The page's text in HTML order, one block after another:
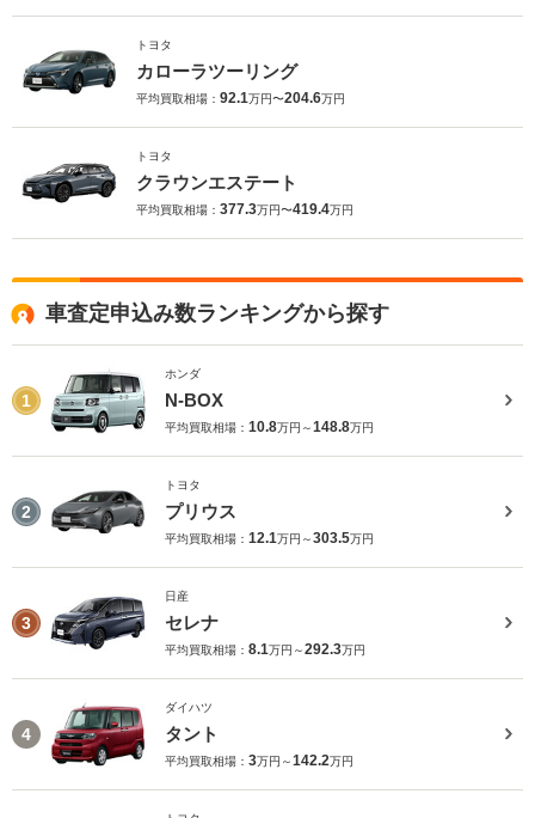
トヨタ
カローラツーリング
平均買取相場： 92.1万円〜204.6万円
トヨタ
クラウンエステート
平均買取相場： 377.3万円〜419.4万円
車査定申込み数ランキングから探す
1
ホンダ
N-BOX
平均買取相場： 10.8万円～148.8万円
2
トヨタ
プリウス
平均買取相場： 12.1万円～303.5万円
3
日産
セレナ
平均買取相場： 8.1万円～292.3万円
4
ダイハツ
タント
平均買取相場： 3万円～142.2万円